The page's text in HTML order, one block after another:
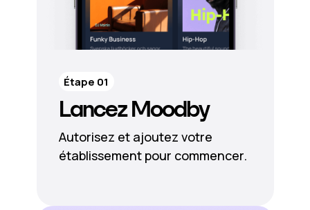
Lancez Moodby
Autorisez et ajoutez votre
établissement pour commencer.
Étape 01